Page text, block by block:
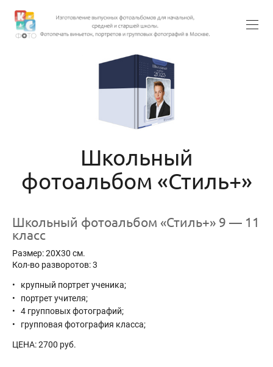
Школьный
фотоальбом «Стиль+»
Школьный фотоальбом «Стиль+» 9 — 11
класс
Размер: 20Х30 см.
Кол-во разворотов: 3
крупный портрет ученика;
портрет учителя;
4 групповых фотографий;
групповая фотография класса;
ЦЕНА: 2700 руб.